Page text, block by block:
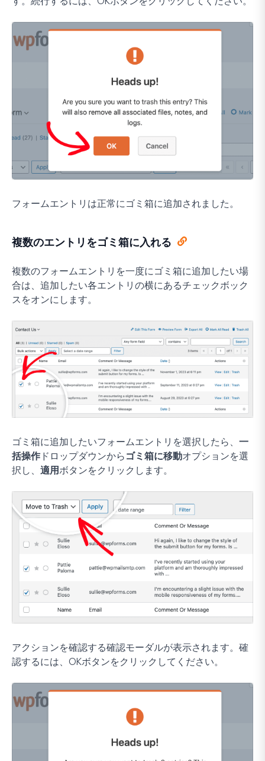
フォームエントリは正常にゴミ箱に追加されました。
複数のエントリをゴミ箱に入れる
複数のフォームエントリを一度にゴミ箱に追加したい場
合は、追加したい各エントリの横にあるチェックボック
スをオンにします。
ゴミ箱に追加したいフォームエントリを選択したら、 一
括操作 ドロップダウンから ゴミ箱に移動オプションを選
択し、 適用ボタンをクリックします。
アクションを確認する確認モーダルが表示されます。確
認するには、 OKボタンをクリックしてください。